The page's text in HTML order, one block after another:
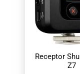
Receptor
Z7